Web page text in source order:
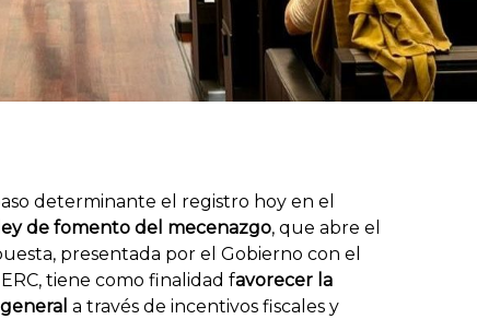
determinante el registro hoy en el
de fomento del mecenazgo, que abre el
presentada por el Gobierno con el
tiene como finalidad favorecer la
a través de incentivos fiscales y